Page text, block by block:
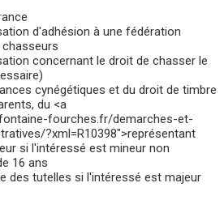
d'adhésion à une fédération
concernant le droit de chasser le
cynégétiques et du droit de timbre
du <a
fourches.fr/demarches-et-
?xml=R10398">représentant
si l'intéressé est mineur non
16 ans
des tutelles si l'intéressé est majeur